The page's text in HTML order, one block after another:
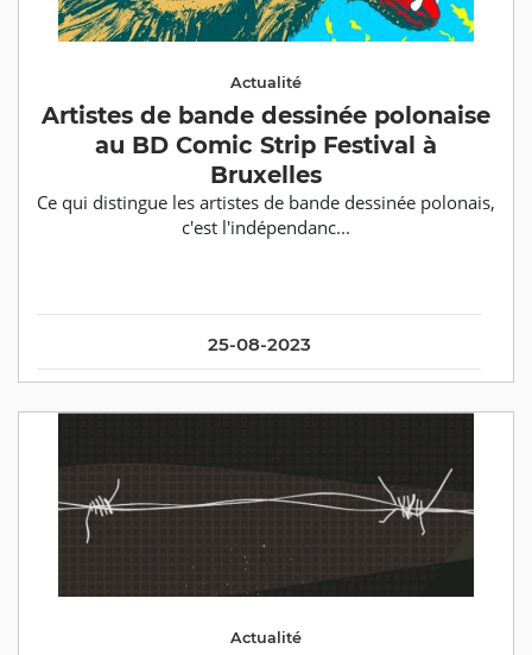
25-08-2023
Actualité
Artistes de bande dessinée polonaise
au BD Comic Strip Festival à
Bruxelles
Ce qui distingue les artistes de bande dessinée polonais,
c'est l'indépendanc...
Actualité